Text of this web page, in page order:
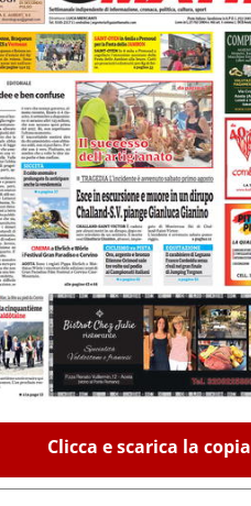
Clicca e scarica la copia